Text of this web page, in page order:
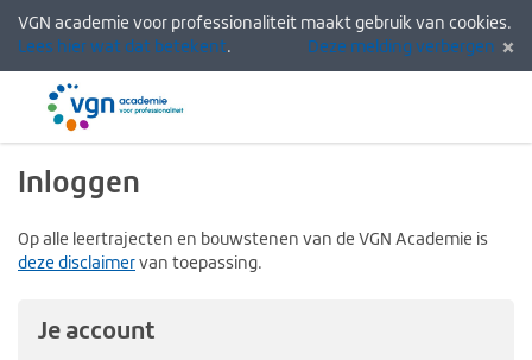
VGN academie voor professionaliteit maakt gebruik van cookies.
Lees hier wat dat betekent. Deze melding verbergen
Menu
Inloggen
Op alle leertrajecten en bouwstenen van de VGN Academie is
deze disclaimer van toepassing.
Je account